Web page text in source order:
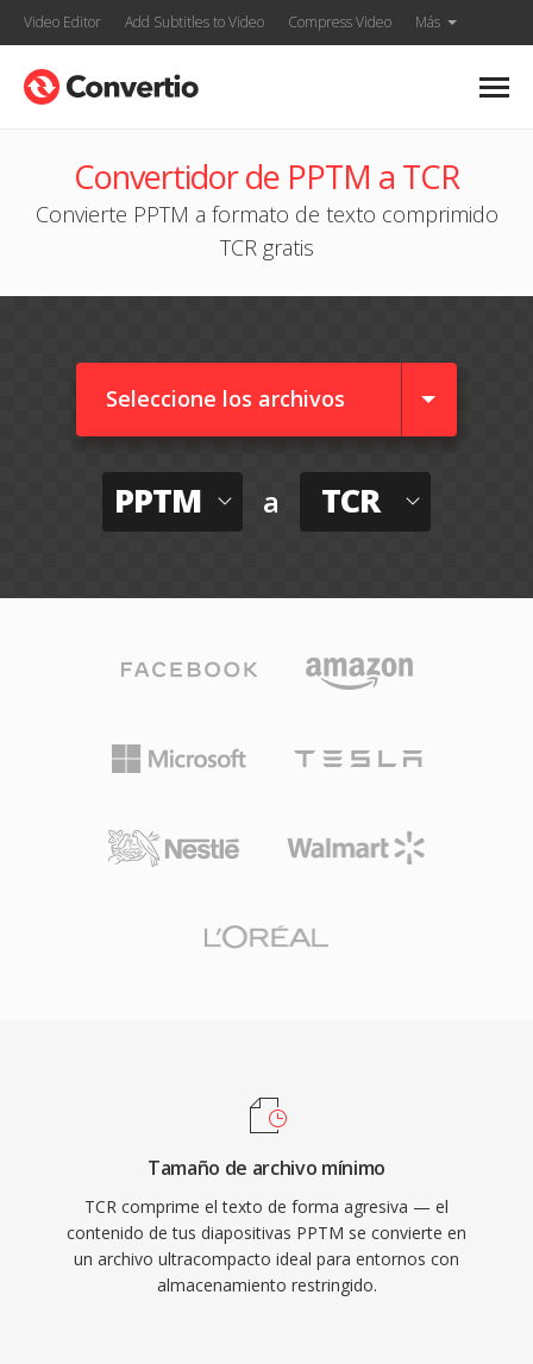
Video Editor Add Subtitles to Video Compress Video Más
Convertidor de PPTM a TCR
Convierte PPTM a formato de texto comprimido
TCR gratis
Seleccione los archivos
PPTM a TCR
Tamaño de archivo mínimo
TCR comprime el texto de forma agresiva — el
contenido de tus diapositivas PPTM se convierte en
un archivo ultracompacto ideal para entornos con
almacenamiento restringido.